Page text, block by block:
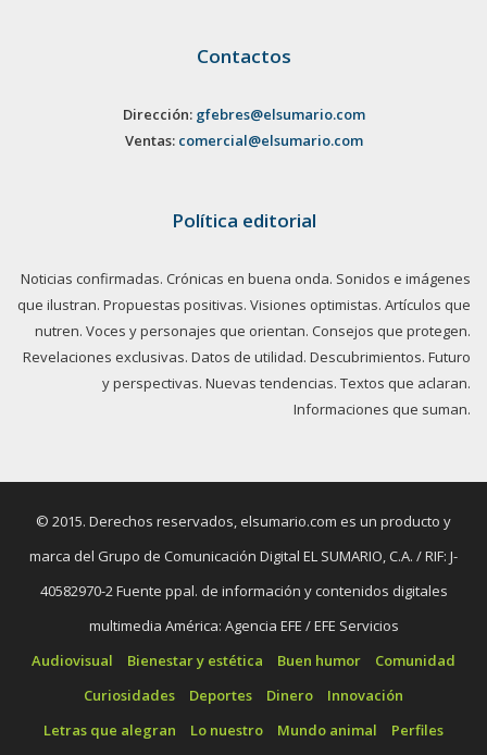
Contactos
Dirección: gfebres@elsumario.com
Ventas: comercial@elsumario.com
Política editorial
Noticias confirmadas. Crónicas en buena onda. Sonidos e imágenes
que ilustran. Propuestas positivas. Visiones optimistas. Artículos que
nutren. Voces y personajes que orientan. Consejos que protegen.
Revelaciones exclusivas. Datos de utilidad. Descubrimientos. Futuro
y perspectivas. Nuevas tendencias. Textos que aclaran.
Informaciones que suman.
© 2015. Derechos reservados, elsumario.com es un producto y
marca del Grupo de Comunicación Digital EL SUMARIO, C.A. / RIF: J-
40582970-2 Fuente ppal. de información y contenidos digitales
multimedia América: Agencia EFE / EFE Servicios
Audiovisual
Bienestar y estética Buen humor
Comunidad
Curiosidades
Deportes Dinero
Innovación
Letras que alegran
Lo nuestro Mundo animal
Perfiles